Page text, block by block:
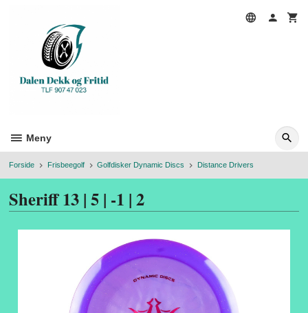
Meny
Forside Frisbeegolf Golfdisker Dynamic Discs Distance Drivers
Sheriff 13 | 5 | -1 | 2